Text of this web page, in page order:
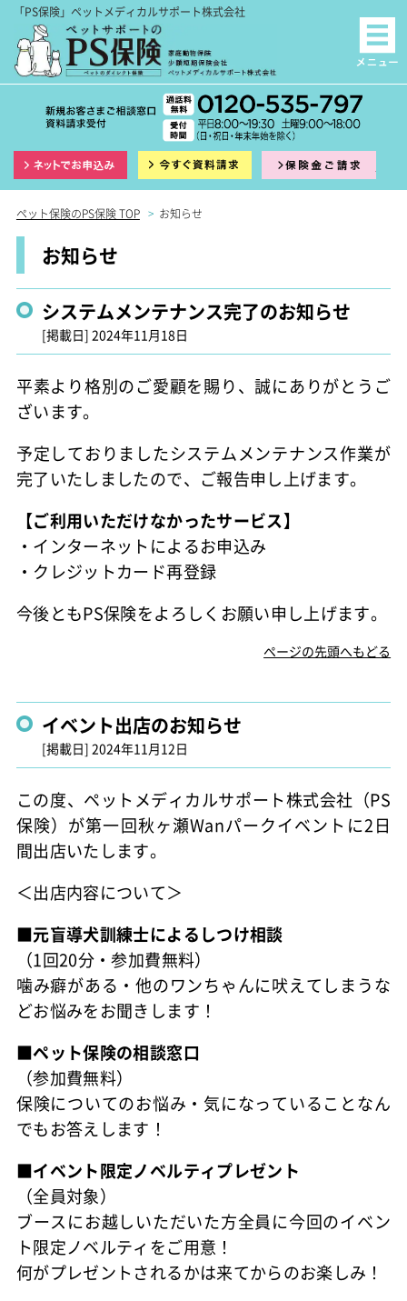
「PS保険」ペットメディカルサポート株式会社
インターネット申込 資料請求
ペット保険のPS保険 TOP > お知らせ
お知らせ
システムメンテナンス完了のお知らせ
[掲載日] 2024年11月18日
平素より格別のご愛顧を賜り、誠にありがとうご
ざいます。
予定しておりましたシステムメンテナンス作業が
完了いたしましたので、ご報告申し上げます。
【ご利用いただけなかったサービス】
・インターネットによるお申込み
・クレジットカード再登録
今後ともPS保険をよろしくお願い申し上げます。
ページの先頭へもどる
イベント出店のお知らせ
[掲載日] 2024年11月12日
この度、ペットメディカルサポート株式会社（PS
保険）が第一回秋ヶ瀬Wanパークイベントに2日
間出店いたします。
＜出店内容について＞
■元盲導犬訓練士によるしつけ相談
（1回20分・参加費無料）
噛み癖がある・他のワンちゃんに吠えてしまうな
どお悩みをお聞きします！
■ペット保険の相談窓口
（参加費無料）
保険についてのお悩み・気になっていることなん
でもお答えします！
■イベント限定ノベルティプレゼント
（全員対象）
ブースにお越しいただいた方全員に今回のイベン
ト限定ノベルティをご用意！
何がプレゼントされるかは来てからのお楽しみ！